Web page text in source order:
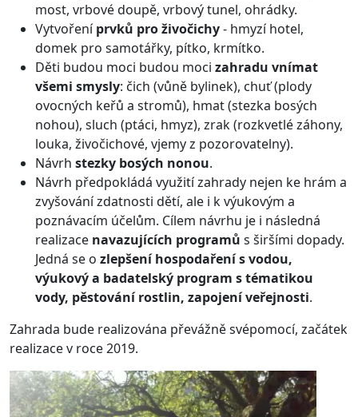
most, vrbové doupě, vrbový tunel, ohrádky.
Vytvořeníprvků pro živočichy- hmyzí hotel,
domek pro samotářky, pítko, krmítko.
Děti budou moci budou moci zahradu vnímat
všemi smysly: čich (vůně bylinek), chuť (plody
ovocných keřů a stromů), hmat (stezka bosých
nohou), sluch (ptáci, hmyz), zrak (rozkvetlé záhony,
louka, živočichové, vjemy z pozorovatelny).
Návrh stezky bosých nonou.
Návrh předpokládá využití zahrady nejen ke hrám a
zvyšování zdatnosti dětí, ale i k výukovým a
poznávacím účelům. Cílem návrhu je i následná
realizace navazujících programů s širšími dopady.
Jedná se o zlepšení hospodaření s vodou,
výukový a badatelský program s tématikou
vody, pěstování rostlin, zapojení veřejnosti.
Zahrada bude realizována převážně svépomocí, začátek
realizace v roce 2019.